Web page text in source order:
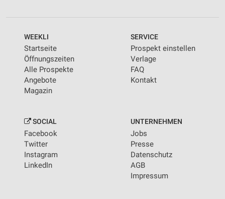
WEEKLI
Startseite
Öffnungszeiten
Alle Prospekte
Angebote
Magazin
SERVICE
Prospekt einstellen
Verlage
FAQ
Kontakt
SOCIAL
Facebook
Twitter
Instagram
LinkedIn
UNTERNEHMEN
Jobs
Presse
Datenschutz
AGB
Impressum